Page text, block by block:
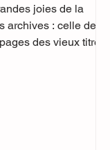
joies de la
archives : celle de se
des vieux titres